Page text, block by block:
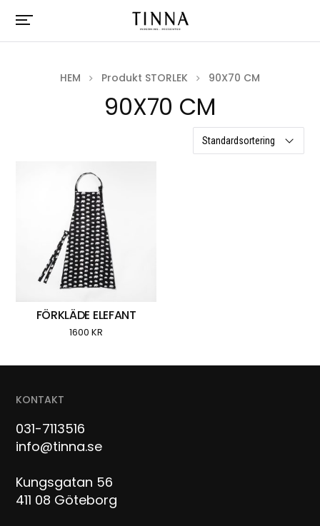
HEM Produkt STORLEK 90X70 CM
90X70 CM
FÖRKLÄDE ELEFANT
1600KR
KONTAKT
031-7113516
info@tinna.se
Kungsgatan 56
411 08 Göteborg